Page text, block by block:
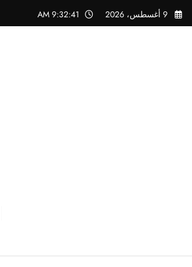
التجاوز
إلى
9 أغسطس، 2026 9:32:42 AM